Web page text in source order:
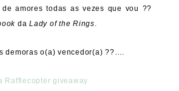
de amores todas as vezes que vou ??
daLady of the Rings.
demoras o(a) vencedor(a) ??….
Rafflecopter giveaway